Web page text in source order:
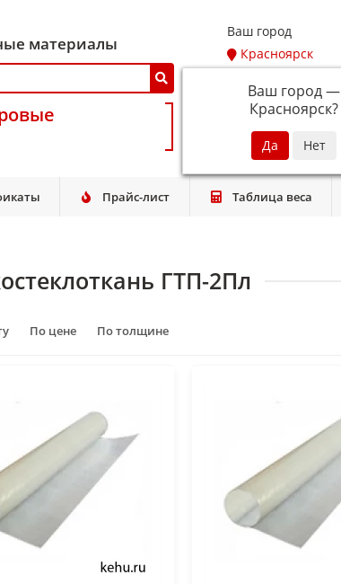
материалы
Ваш город
Красноярск
Ваш город —
Красноярск?
Прайс-лист Таблица веса
ГТП-2Пл
По цене По толщине